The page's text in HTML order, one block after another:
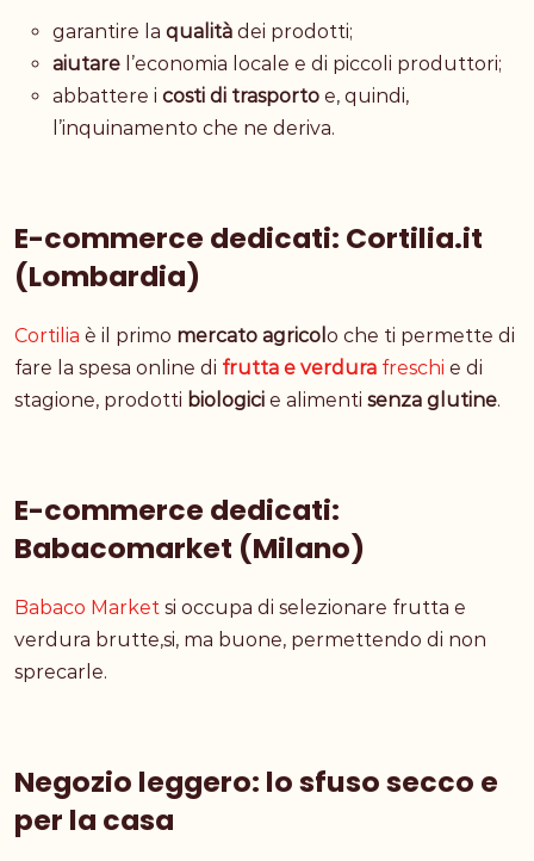
garantire la qualità dei prodotti;
aiutare l’economia locale e di piccoli produttori;
abbattere i costi di trasporto e, quindi,
l’inquinamento che ne deriva.
E-commerce dedicati: Cortilia.it
(Lombardia)
Cortilia è il primo mercato agricol o che ti permette di
fare la spesa online di frutta e verdura freschi e di
stagione, prodotti biologici e alimenti senza glutine.
E-commerce dedicati:
Babacomarket (Milano)
Babaco Market si occupa di selezionare frutta e
verdura brutte,si, ma buone, permettendo di non
sprecarle.
Negozio leggero: lo sfuso secco e
per la casa